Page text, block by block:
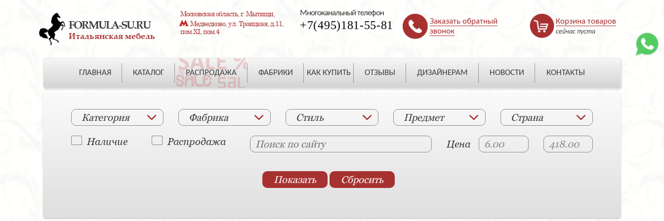
FORMULA-SU.RU
Итальянская мебель
Московская область, г. Мытищи,
Медведково, ул. Троицкая, д.11,
пом.XI, пом.4
Многоканальный телефон
+7(495)181-55-81
Заказать обратный
звонок
Корзина товаров
сейчас пуста
ГЛАВНАЯ КАТАЛОГ РАСПРОДАЖА ФАБРИКИ КАК КУПИТЬ ОТЗЫВЫ ДИЗАЙНЕРАМ НОВОСТИ КОНТАКТЫ
Категория Фабрика Стиль Предмет Страна
Наличие Распродажа Цена